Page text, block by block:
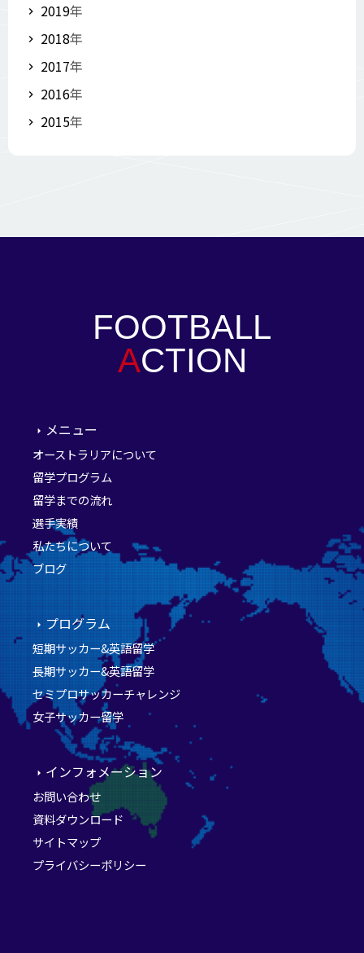
2019年
2018年
2017年
2016年
2015年
FOOTBALL
ACTION
メニュー
オーストラリアについて
留学プログラム
留学までの流れ
選手実績
私たちについて
ブログ
プログラム
短期サッカー&英語留学
長期サッカー&英語留学
セミプロサッカーチャレンジ
女子サッカー留学
インフォメーション
お問い合わせ
資料ダウンロード
サイトマップ
プライバシーポリシー